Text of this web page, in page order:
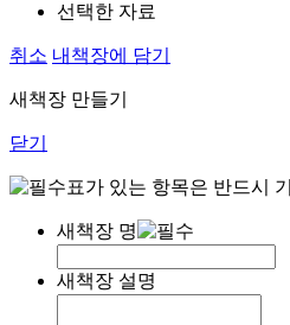
선택한 자료
취소 내책장에 담기
새책장 만들기
닫기
표가 있는 항목은 반드시
새책장 명
새책장 설명